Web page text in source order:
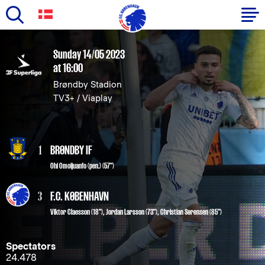
main
content
Primary
navigation
Sunday 14/05 2023
at 16:00
Brøndby Stadion
TV3+ / Viaplay
1 BRØNDBY IF
Ohi Omoijuanfo (pen.) (57")
3 F.C. KØBENHAVN
Viktor Claesson(18"),Jordan Larsson(73"),Christian Sørensen(85")
Spectators
24.478